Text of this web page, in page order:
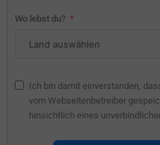
Wo lebst du?
Ich bin damit einverstanden,
vom Webseitenbetreiber
hinsichtlich eines